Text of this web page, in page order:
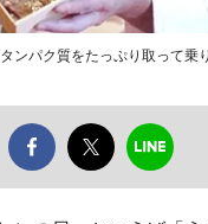
ンパク質をたっぷり取って乗